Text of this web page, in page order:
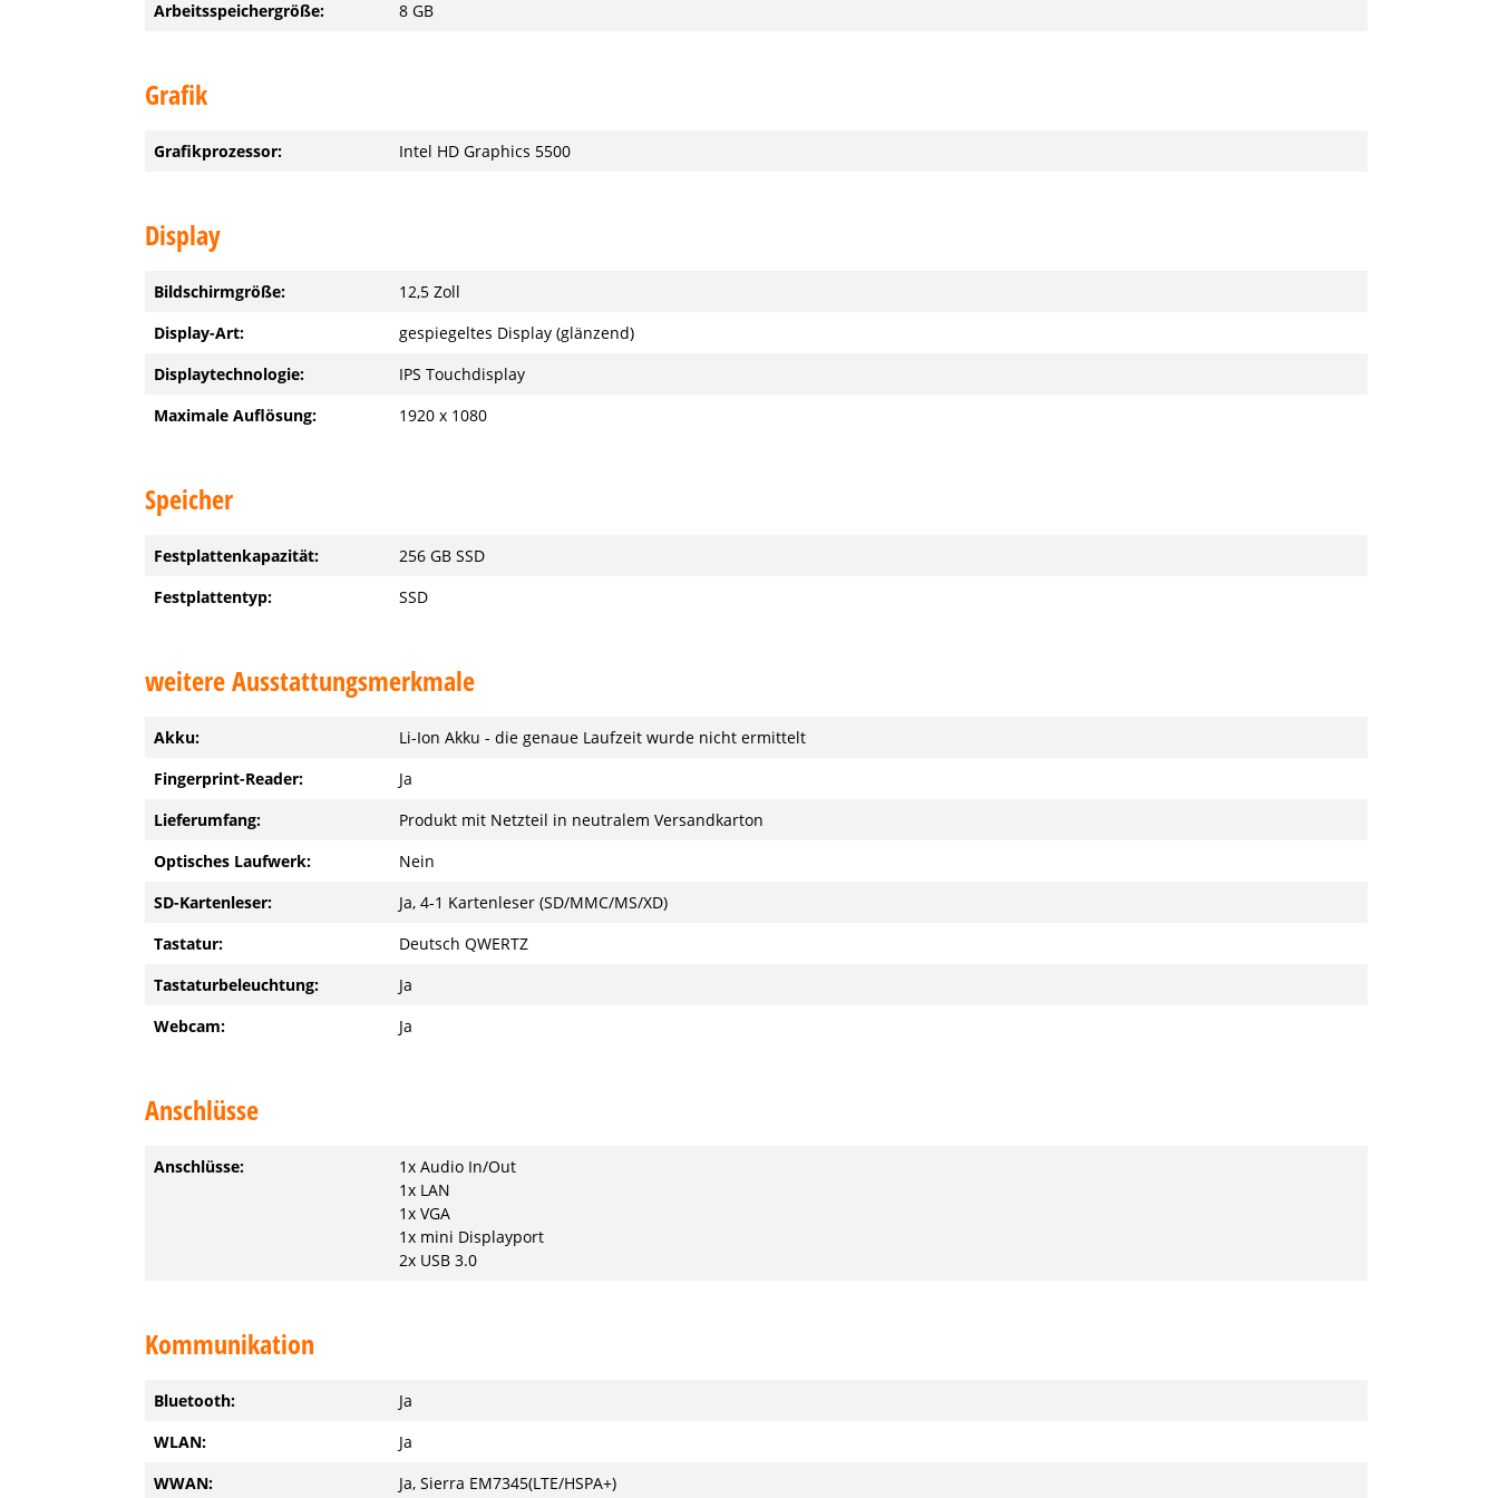
Arbeitsspeichergröße: 8 GB
Grafik
Grafikprozessor: Intel HD Graphics 5500
Display
Bildschirmgröße:
12,5 Zoll
Display-Art:
gespiegeltes Display (glänzend)
Displaytechnologie:
IPS Touchdisplay
Maximale Auflösung:
1920 x 1080
Speicher
Festplattenkapazität:
256 GB SSD
Festplattentyp:
SSD
weitere Ausstattungsmerkmale
Akku:
Li-Ion Akku - die genaue Laufzeit wurde nicht ermittelt
Fingerprint-Reader:
Ja
Lieferumfang:
Produkt mit Netzteil in neutralem Versandkarton
Optisches Laufwerk:
Nein
SD-Kartenleser:
Ja, 4-1 Kartenleser (SD/MMC/MS/XD)
Tastatur:
Deutsch QWERTZ
Tastaturbeleuchtung:
Ja
Webcam:
Ja
Anschlüsse
Anschlüsse:
1x Audio In/Out
1x LAN
1x VGA
1x mini Displayport
2x USB 3.0
Kommunikation
Bluetooth:
Ja
WLAN:
Ja
WWAN:
Ja, Sierra EM7345(LTE/HSPA+)